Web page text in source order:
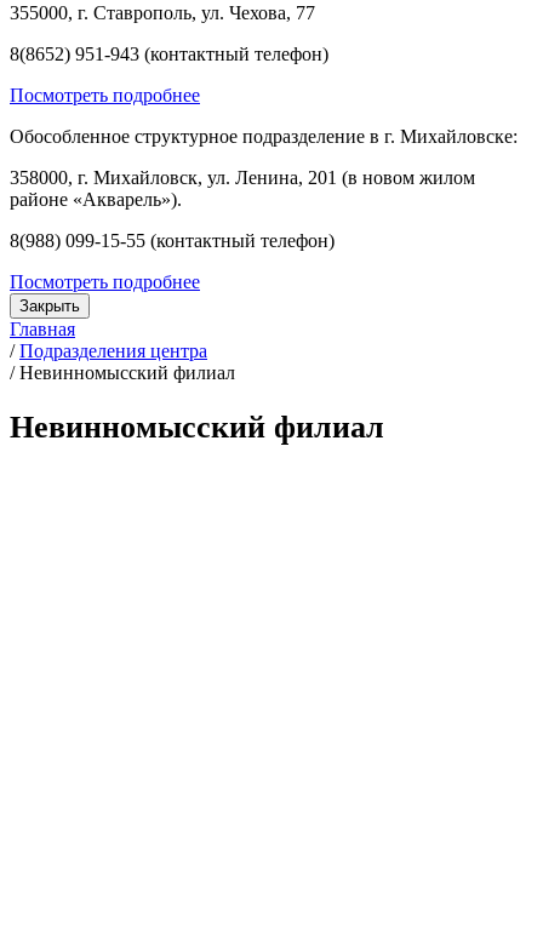
355000, г. Ставрополь, ул. Чехова, 77
8(8652) 951-943 (контактный телефон)
Посмотреть подробнее
Обособленное структурное подразделение в г. Михайловске:
358000, г. Михайловск, ул. Ленина, 201 (в новом жилом
районе «Акварель»).
8(988) 099-15-55 (контактный телефон)
Посмотреть подробнее
Закрыть
Главная
/ Подразделения центра
/ Невинномысский филиал
Невинномысский филиал